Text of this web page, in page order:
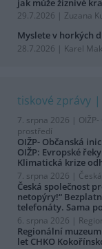
29.7.2026 | Zuzana
Myslete v horkých
28.7.2026 | Karel
tiskové zprávy
7. srpna 2026 |
prostředí
OIŽP- Občanská
OIŽP: Evropské
Klimatická krize
7. srpna 2026 |
Česká společnost
netopýry!“
telefonáty. Sama
6. srpna 2026 |
Regionální
let CHKO